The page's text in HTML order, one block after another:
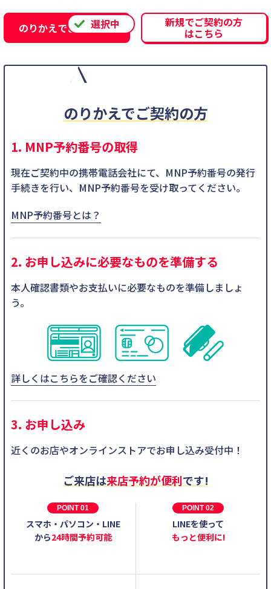
のりかえでご契約の方 新規でご契約の方
はこちら
のりかえでご契約の方
1. MNP予約番号の取得
現在ご契約中の携帯電話会社にて、MNP予約番号の発行
手続きを行い、MNP予約番号を受け取ってください。
MNP予約番号とは？
2. お申し込みに必要なものを準備する
本人確認書類やお支払いに必要なものを準備しましょ
う。
詳しくはこちらをご確認ください
3. お申し込み
近くのお店やオンラインストアでお申し込み受付中！
ご来店は来店予約が便利です!
POINT 01
スマホ・パソコン・LINE
から24時間予約可能
POINT 02
LINEを使って
もっと便利に!